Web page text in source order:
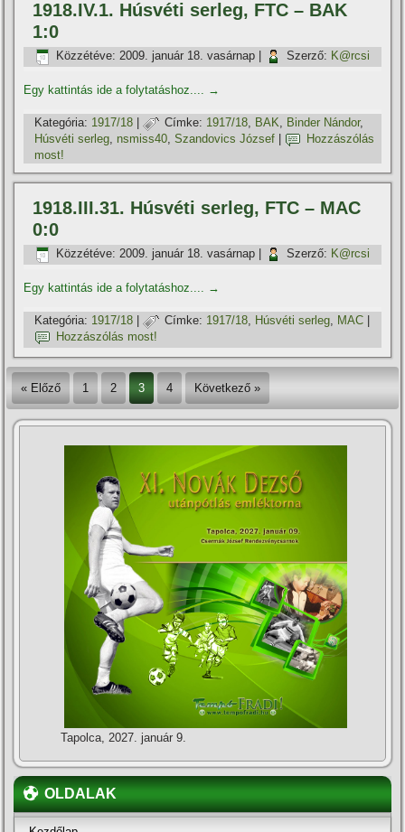
1918.IV.1. Húsvéti serleg, FTC – BAK
1:0
Közzétéve: 2009. január 18. vasárnap Szerző: K@rcsi
Egy kattintás ide a folytatáshoz.... →
Kategória: 1917/18 | Címke: 1917/18, BAK, Binder Nándor,
Húsvéti serleg, nsmiss40,Szandovics József
Hozzászólás
most!
1918.III.31. Húsvéti serleg, FTC – MAC
0:0
Közzétéve: 2009. január 18. vasárnap Szerző: K@rcsi
Egy kattintás ide a folytatáshoz.... →
Kategória: 1917/18 | Címke: 1917/18, Húsvéti serleg, MAC
Hozzászólás most!
« Előző 1 2 3 4 Következő »
Tapolca, 2027. január 9.
OLDALAK